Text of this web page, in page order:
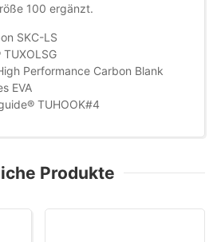
100 ergänzt.
SKC-LS
Performance Carbon Blank
EVA
TUHOOK#4
Produkte